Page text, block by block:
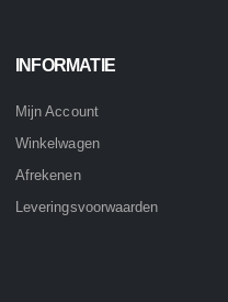
INFORMATIE
Mijn Account
Winkelwagen
Afrekenen
Leveringsvoorwaarden